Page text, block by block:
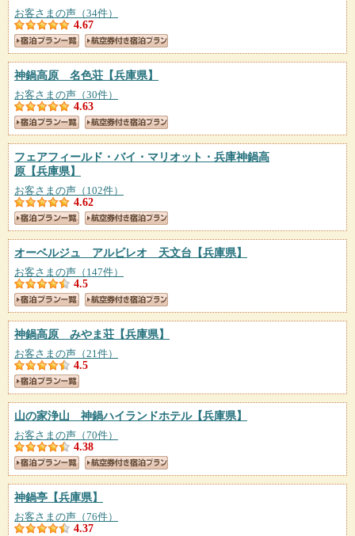
お客さまの声（34件）
4.67
神鍋高原 名色荘 【兵庫県】
お客さまの声（30件）
4.63
フェアフィールド・バイ・マリオット・兵庫神鍋高
原 【兵庫県】
お客さまの声（102件）
4.62
オーベルジュ アルビレオ 天文台 【兵庫県】
お客さまの声（147件）
4.5
神鍋高原 みやま荘 【兵庫県】
お客さまの声（21件）
4.5
山の家浄山 神鍋ハイランドホテル【兵庫県】
お客さまの声（70件）
4.38
神鍋亭 【兵庫県】
お客さまの声（76件）
4.37